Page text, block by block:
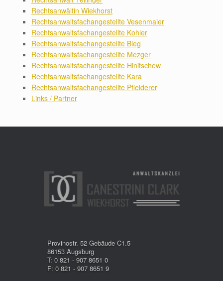
Rechtsanwältin Wiekhorst
Rechtsanwaltsfachangestellte Vesenmaier
Rechtsanwaltsfachangestellte Kohler
Rechtsanwaltsfachangestellte Bieg
Rechtsanwaltsfachangestellte Mezger
Rechtsanwaltsfachangestellte Hinitschew
Rechtsanwaltsfachangestellte Kara
Rechtsanwaltsfachangestellte Pfleiderer
Links / Partner
Provinostr. 52 Gebäude C1.5
86153 Augsburg
T: 0 821 - 907 8651 0
F: 0 821 - 907 8651 9